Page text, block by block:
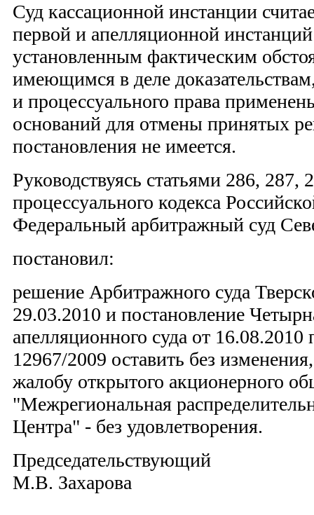
Суд кассационной инстанции
первой и апелляционной
установленным фактическим
имеющимся в деле
и процессуального права
оснований для отмены принятых
постановления не имеется.
Руководствуясь статьями 286, 287,
процессуального кодекса
Федеральный арбитражный суд
постановил:
решение Арбитражного суда
29.03.2010 и постановление
апелляционного суда от
12967/2009 оставить без
жалобу открытого акционерного
"Межрегиональная
Центра" - без удовлетворения.
Председательствующий
М.В. Захарова